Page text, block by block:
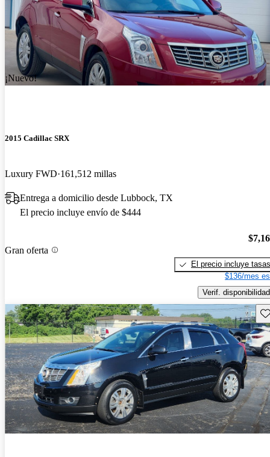
¡Nuevo!
2015 Cadillac SRX
Luxury FWD 161,512 millas
Entrega a domicilio desde Lubbock, TX
El precio incluye envío de $444
Gran oferta
El precio incluye tasas
$136/mes
Verif. disponibilidad